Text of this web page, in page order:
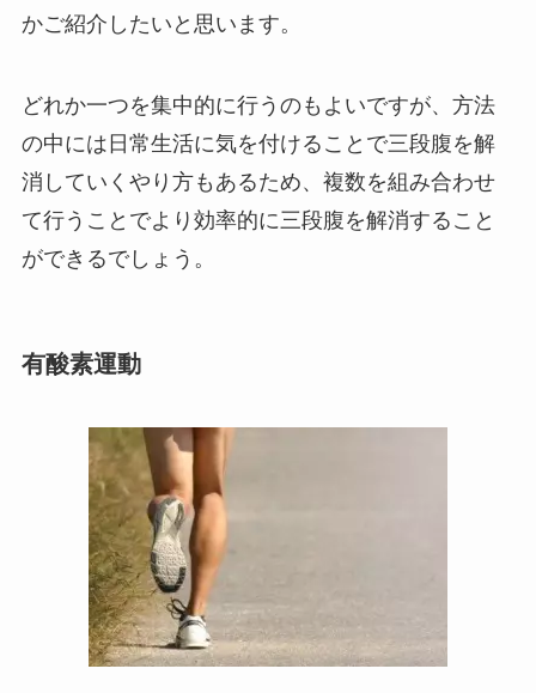
かご紹介したいと思います。
どれか一つを集中的に行うのもよいですが、方法
の中には日常生活に気を付けることで三段腹を解
消していくやり方もあるため、複数を組み合わせ
て行うことでより効率的に三段腹を解消すること
ができるでしょう。
有酸素運動